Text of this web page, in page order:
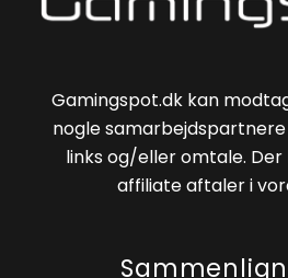
Gamingspot.dk kan
nogle
links og/eller omtale.
affiliate aftaler i